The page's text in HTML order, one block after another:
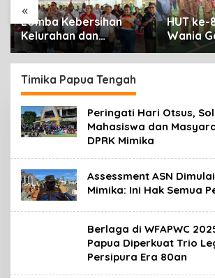
«
Lomba Kebersihan
Kelurahan dan
Kampung Resmi
Dibuka Sambut HUT RI,
Distrik Mimika Baru
Ajak Warga Ubah
Kebiasaan Buang
Sampah
HUT ke-
Wania
Lomba
Timika Papua Tengah
Peringati Hari Otsus,
Mahasiswa dan
DPRK Mimika
Assessment ASN
Mimika: Ini Hak Semua
Berlaga di WFAPWC
Papua Diperkuat Trio
Persipura Era 80an